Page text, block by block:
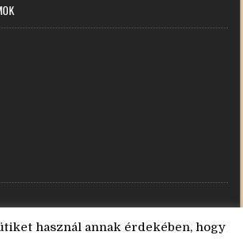
használ annak érdekében, hogy